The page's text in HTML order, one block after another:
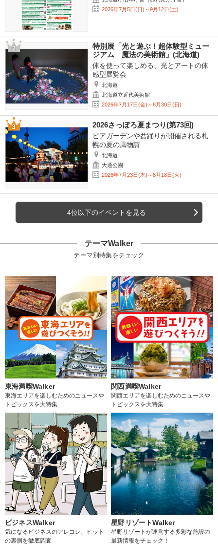
2026年7月5日(日)～9月12日(土)
特別展「光と遊ぶ！超体験型ミュー
ジアム 魔法の美術館」(北海道)
体を使って楽しめる、光とアートの体
感型展覧会
北海道
北海道立近代美術館
2026年7月17日(金)～8月30日(日)
2026さっぽろ夏まつり(第73回)
ビアガーデンや盆踊りが開催される札
幌の夏の風物詩
北海道
大通公園
2026年7月23日(木)～8月18日(火)
4位以下のイベントを見る
テーマWalker
テーマ別特集をチェック
東海満喫Walker
東海エリアを楽しむためのニュースや
トピックスを大特集
関西満喫Walker
関西エリアを楽しむためのニュースや
トピックスを大特集
ビジネスWalker
気になるビジネスのアレコレ、ヒット
の裏側を徹底調査
星野リゾートWalker
星野リゾートが運営する多彩な施設の
最新情報をチェック！